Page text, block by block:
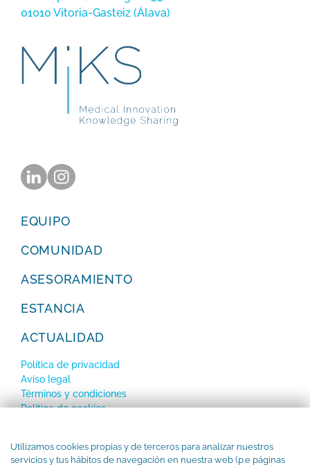
Utilizamos cookies propias y de terceros para analizar nuestros
servicios y tus hábitos de navegación en nuestra web (p.e páginas
01010 Vitoria-Gasteiz (Álava)
EQUIPO
COMUNIDAD
ASESORAMIENTO
ESTANCIA
ACTUALIDAD
Política de privacidad
Aviso legal
Términos y condiciones
Política de cookies
SUBSCRÍBETE a nuestro Newsletter